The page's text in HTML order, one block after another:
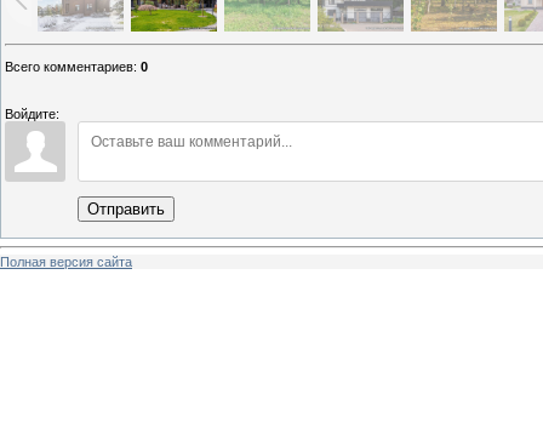
Всего комментариев: 0
Войдите:
Отправить
Полная версия сайта